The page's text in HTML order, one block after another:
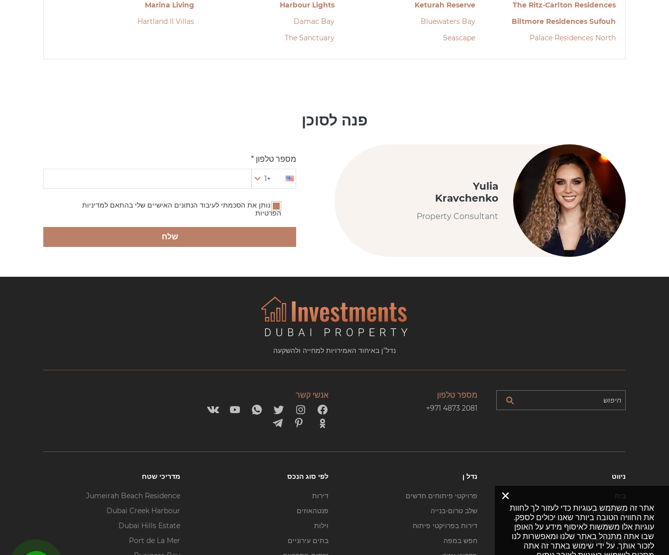
The Ritz-Carlton Residences
Keturah Reserve
Harbour Lights
Marina Living
Biltmore Residences Sufouh
Bluewaters Bay
Damac Bay
Hartland II Villas
Palace Residences North
Seascape
The Sanctuary
פנה לסוכן
Yulia
Kravchenko
Property Consultant
מספר טלפון *
+1
אני נותן את הסכמתי לעיבוד הנתונים האישיים שלי בהתאם למדיניות
הפרטיות
שלח
נדל"ן באיחוד האמירויות למחייה ולהשקעה
מספר טלפון
+971 4873 2081
אנשי קשר
ניווט
בית
שאלות נפוצות
צור קשר
מדיניות פרטיות
נדל ן
פרויקטי פיתוחים חדשים
שלב טרום-בנייה
דירות בפרויקטי פיתוח
חפש במפה
לפי סוג הנכס
דירות
פנטהאוזים
וילות
בתים עירוניים
מדריכי שטח
Jumeirah Beach Residence
Dubai Creek Harbour
Dubai Hills Estate
Port de La Mer
×
אתר זה משתמש בעוגיות כדי לעזור לך לחוות
את החוויה הטובה ביותר שאנו יכולים לספק.
עוגיות אלו משמשות לאיסוף מידע על האופן
שבו אתה מתנהל באתר שלנו ומאפשרות לנו
לזכור אותך. על ידי שימוש באתר זה אתה